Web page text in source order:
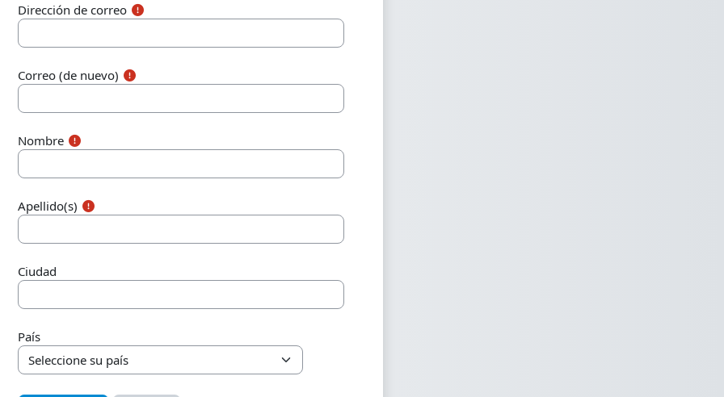
Dirección de correo
Correo (de nuevo)
Nombre
Apellido(s)
Ciudad
País